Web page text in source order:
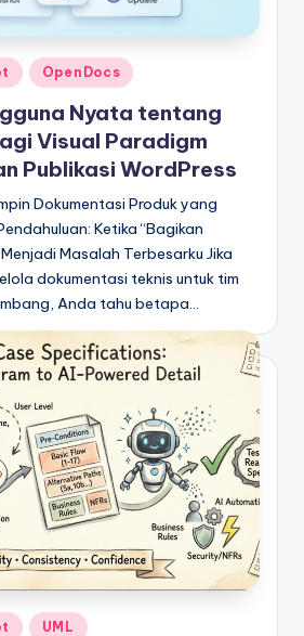
OpenDocs
Nyata tentang
Visual Paradigm
Publikasi WordPress
Dokumentasi Produk yang
Ketika “Bagikan
Masalah Terbesarku Jika
dokumentasi teknis untuk tim
Anda tahu betapa…
UML